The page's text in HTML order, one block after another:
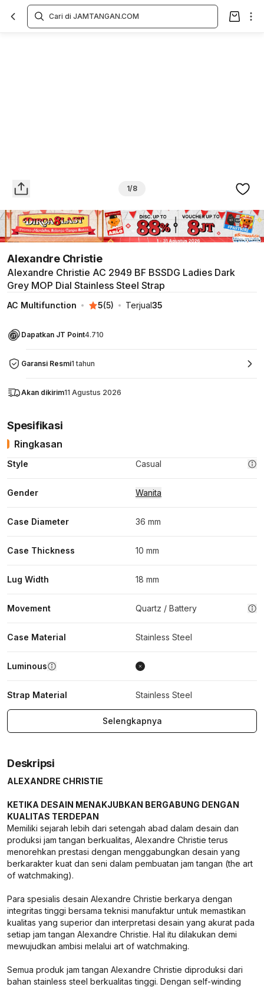
1/8
Alexandre Christie
Alexandre Christie AC 2949 BF BSSDG Ladies Dark
Grey MOP Dial Stainless Steel Strap
AC Multifunction 5(5) Terjual35
Dapatkan JT Point4.710
Garansi Resmi1 tahun
Akan dikirim11 Agustus 2026
Spesifikasi
Ringkasan
Style Casual
Gender Wanita
Case Diameter 36 mm
Case Thickness 10 mm
Lug Width 18 mm
Movement Quartz / Battery
Case Material Stainless Steel
Luminous
Strap Material Stainless Steel
Selengkapnya
Deskripsi
ALEXANDRE CHRISTIE
KETIKA DESAIN MENAKJUBKAN BERGABUNG DENGAN
KUALITAS TERDEPAN
Memiliki sejarah lebih dari setengah abad dalam desain dan
produksi jam tangan berkualitas, Alexandre Christie terus
menorehkan prestasi dengan menggabungkan desain yang
berkarakter kuat dan seni dalam pembuatan jam tangan (the art
of watchmaking).
Para spesialis desain Alexandre Christie berkarya dengan
integritas tinggi bersama teknisi manufaktur untuk memastikan
kualitas yang superior dan interpretasi desain yang akurat pada
setiap jam tangan Alexandre Christie. Hal itu dilakukan demi
mewujudkan ambisi melalui art of watchmaking.
Semua produk jam tangan Alexandre Christie diproduksi dari
bahan stainless steel berkualitas tinggi. Dengan self-winding